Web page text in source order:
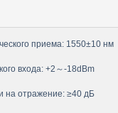
приема: 1550±10 нм
входа: +2 ～-18dBm
на отражение: ≥40 дБ